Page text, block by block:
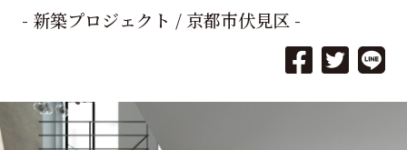
- 新築プロジェクト / 京都市伏見区 -